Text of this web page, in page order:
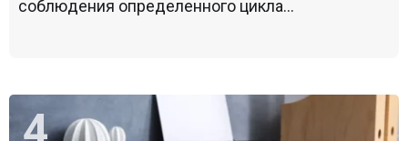
соблюдения определенного цикла...